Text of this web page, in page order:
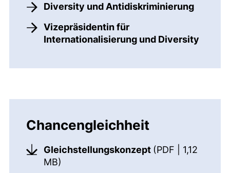
Diversity und Antidiskriminierung
Vizepräsidentin für
Internationalisierung und Diversity
Chancengleichheit
Gleichstellungskonzept (PDF | 1,12
MB)